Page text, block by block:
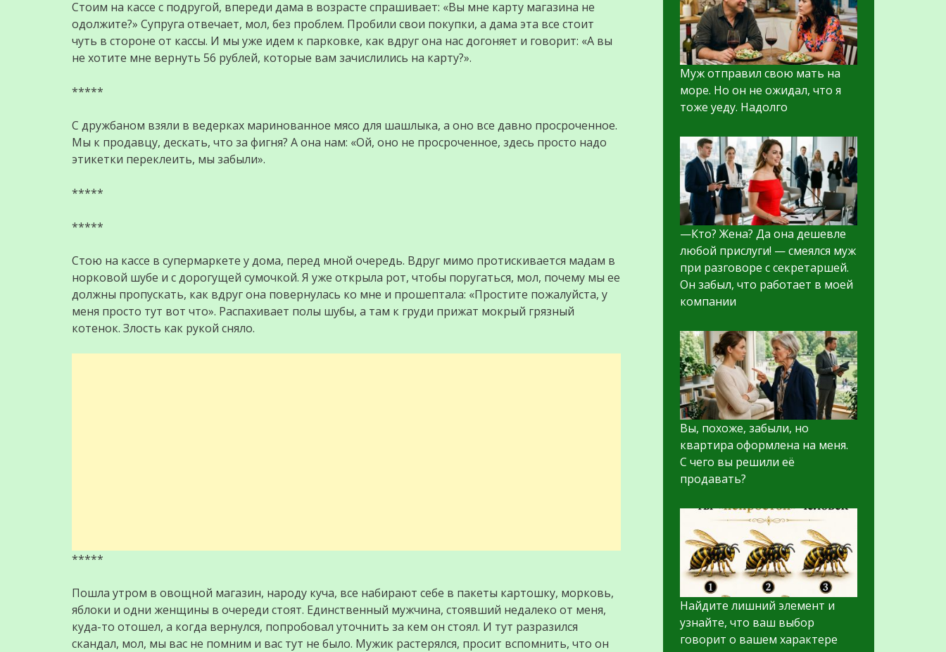
Стоим на кассе с подругой, впереди дама в возрасте спрашивает: «Вы мне карту магазина не
одолжите?» Супруга отвечает, мол, без проблем. Пробили свои покупки, а дама эта все стоит
чуть в стороне от кассы. И мы уже идем к парковке, как вдруг она нас догоняет и говорит: «А вы
не хотите мне вернуть 56 рублей, которые вам зачислились на карту?».
*****
С дружбаном взяли в ведерках маринованное мясо для шашлыка, а оно все давно просроченное.
Мы к продавцу, дескать, что за фигня? А она нам: «Ой, оно не просроченное, здесь просто надо
этикетки переклеить, мы забыли».
*****
*****
Стою на кассе в супермаркете у дома, перед мной очередь. Вдруг мимо протискивается мадам в
норковой шубе и с дорогущей сумочкой. Я уже открыла рот, чтобы поругаться, мол, почему мы ее
должны пропускать, как вдруг она повернулась ко мне и прошептала: «Простите пожалуйста, у
меня просто тут вот что». Распахивает полы шубы, а там к груди прижат мокрый грязный
котенок. Злость как рукой сняло.
*****
Пошла утром в овощной магазин, народу куча, все набирают себе в пакеты картошку, морковь,
яблоки и одни женщины в очереди стоят. Единственный мужчина, стоявший недалеко от меня,
куда-то отошел, а когда вернулся, попробовал уточнить за кем он стоял. И тут разразился
скандал, мол, мы вас не помним и вас тут не было. Мужик растерялся, просит вспомнить, что он
Муж отправил свою мать на
море. Но он не ожидал, что я
тоже уеду. Надолго
—Кто? Жена? Да она дешевле
любой прислуги! — смеялся муж
при разговоре с секретаршей.
Он забыл, что работает в моей
компании
Вы, похоже, забыли, но
квартира оформлена на меня.
С чего вы решили её
продавать?
Найдите лишний элемент и
узнайте, что ваш выбор
говорит о вашем характере